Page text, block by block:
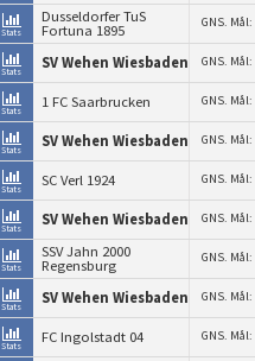
Stats
Dusseldorfer TuS
Fortuna 1895
GNS. Mål:
Stats
SV Wehen Wiesbaden GNS. Mål:
Stats
1 FC Saarbrucken GNS. Mål:
Stats
SV Wehen Wiesbaden GNS. Mål:
Stats
SC Verl 1924 GNS. Mål:
Stats
SV Wehen Wiesbaden GNS. Mål:
Stats
SSV Jahn 2000
Regensburg
GNS. Mål:
Stats
SV Wehen Wiesbaden GNS. Mål:
Stats
FC Ingolstadt 04 GNS. Mål: